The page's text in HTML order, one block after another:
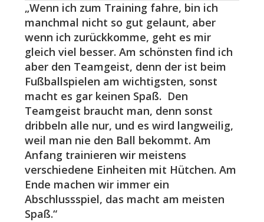
„Wenn ich zum Training fahre, bin ich
manchmal nicht so gut gelaunt, aber
wenn ich zurückkomme, geht es mir
gleich viel besser. Am schönsten find ich
aber den Teamgeist, denn der ist beim
Fußballspielen am wichtigsten, sonst
macht es gar keinen Spaß. Den
Teamgeist braucht man, denn sonst
dribbeln alle nur, und es wird langweilig,
weil man nie den Ball bekommt. Am
Anfang trainieren wir meistens
verschiedene Einheiten mit Hütchen. Am
Ende machen wir immer ein
Abschlussspiel, das macht am meisten
Spaß.“